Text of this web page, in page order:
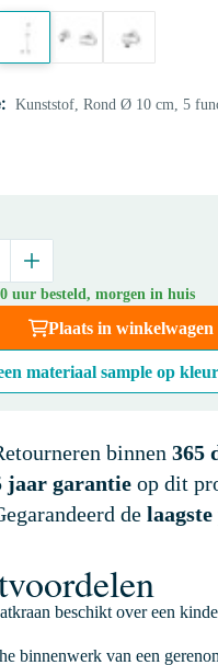
Kunststof, Rond Ø 10 cm, 5
uur besteld, morgen in huis
Plaats in winkelwagen
materiaal sample op
binnen 365
jaar garantieop dit
de
beschikt over een
binnenwerk van een